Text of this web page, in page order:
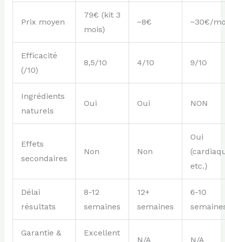
Prix moyen
79€ (kit 3
mois)
~8€ ~30€/
Efficacité
(/10)
8,5/10 4/10 9/10
Ingrédients
naturels
Oui Oui NON
Effets
secondaires
Non Non
Oui
etc.)
Délai
résultats
8-12
semaines
12+
semaines
6-10
Garantie &
Excellent
N/A N/A